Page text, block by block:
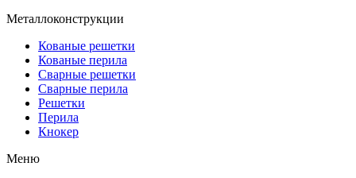
Металлоконструкции
Кованые решетки
Кованые перила
Сварные решетки
Сварные перила
Решетки
Перила
Кнокер
Меню